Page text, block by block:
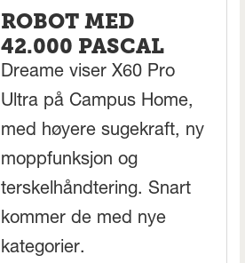
ROBOT MED
42.000 PASCAL
Dreame viser X60 Pro
Ultra på Campus Home,
med høyere sugekraft, ny
moppfunksjon og
terskelhåndtering. Snart
kommer de med nye
kategorier.